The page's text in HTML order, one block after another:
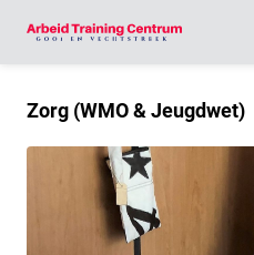
Zorg (WMO & Jeugdwet)